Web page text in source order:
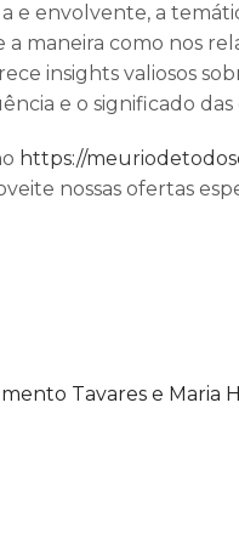
e envolvente, a
maneira como nos
insights valiosos
e o significado
https://
nossas ofertas
Tavares e Maria